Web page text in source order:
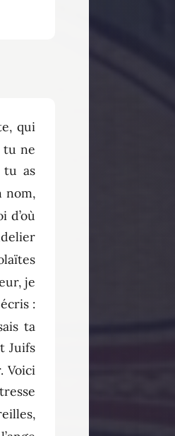
qui
tu ne
tu as
nom,
d’où
je
:
ta
Juifs
Voici